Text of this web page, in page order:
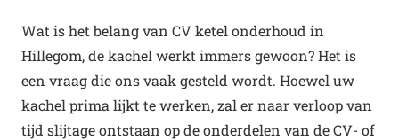
Wat is het belang van CV ketel onderhoud in
Hillegom, de kachel werkt immers gewoon? Het is
een vraag die ons vaak gesteld wordt. Hoewel uw
kachel prima lijkt te werken, zal er naar verloop van
tijd slijtage ontstaan op de onderdelen van de CV- of